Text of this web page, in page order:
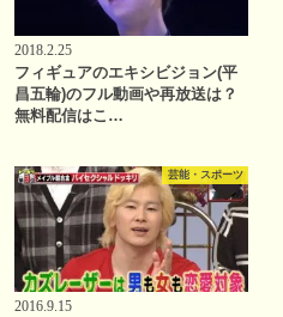
2018.2.25
フィギュアのエキシビジョン(平
昌五輪)のフル動画や再放送は？
無料配信はこ…
芸能・スポーツ
2016.9.15